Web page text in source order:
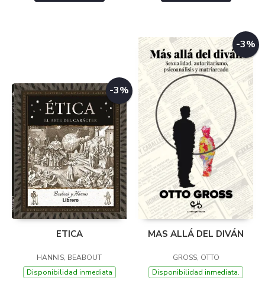
-3%
ETICA
HANNIS, BEABOUT
Disponibilidad inmediata
-3%
MAS ALLÁ DEL DIVÁN
GROSS, OTTO
Disponibilidad inmediata.